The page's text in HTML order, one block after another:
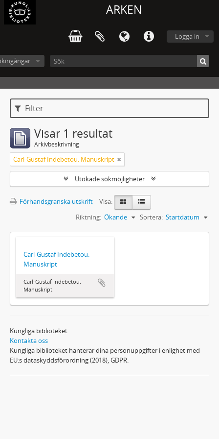
ARKEN
Logga in
Filter
Visar 1 resultat
Arkivbeskrivning
Carl-Gustaf Indebetou: Manuskript
Utökade sökmöjligheter
Förhandsgranska utskrift
Visa:
Sortera: Startdatum
Riktning: Ökande
Carl-Gustaf Indebetou:
Manuskript
Carl-Gustaf Indebetou:
Manuskript
Kungliga biblioteket
Kontakta oss
Kungliga biblioteket hanterar dina personuppgifter i enlighet med
EU:s dataskyddsförordning (2018), GDPR.